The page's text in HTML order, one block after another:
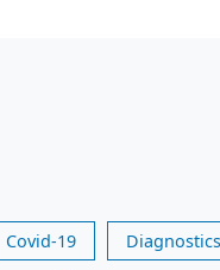
Covid-19